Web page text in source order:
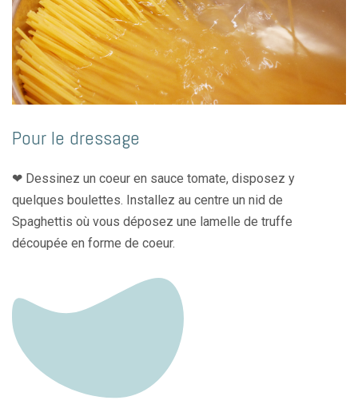
Pour le dressage
❤︎ Dessinez un coeur en sauce tomate, disposez y
quelques boulettes. Installez au centre un nid de
Spaghettis où vous déposez une lamelle de truffe
découpée en forme de coeur.